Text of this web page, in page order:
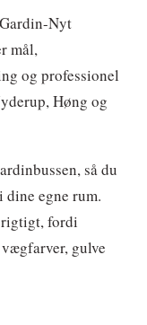
Nyt
mål,
og professionel
Høng og
så du
egne rum.
fordi
gulve